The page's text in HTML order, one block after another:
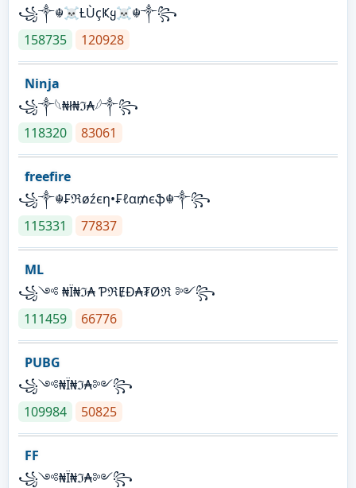
꧁༒☬☠Ƚ︎ÙçҜყ☠︎☬༒꧂
158735
120928
Ninja
꧁⁣༒𓆩₦ł₦ℑ₳𓆪༒꧂
118320
83061
freefire
꧁༒☬₣ℜøźєη•₣ℓα₥єֆ☬༒꧂
115331
77837
ML
꧁༺ ₦Ї₦ℑ₳ ƤℜɆĐ₳₮Øℜ ༻꧂
111459
66776
PUBG
꧁༺₦Ї₦ℑ₳༻꧂
109984
50825
FF
꧁༺₦Ї₦ℑ₳༻꧂